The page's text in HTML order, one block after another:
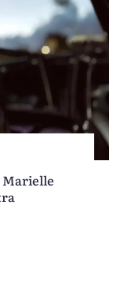
Marielle